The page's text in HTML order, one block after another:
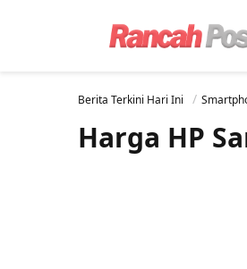
Berita Terkini Hari Ini
Harga HP